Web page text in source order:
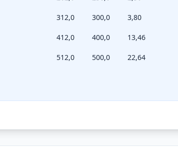
312,0 300,0 3,80
412,0 400,0 13,46
512,0 500,0 22,64